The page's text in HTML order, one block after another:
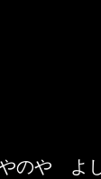
や よし